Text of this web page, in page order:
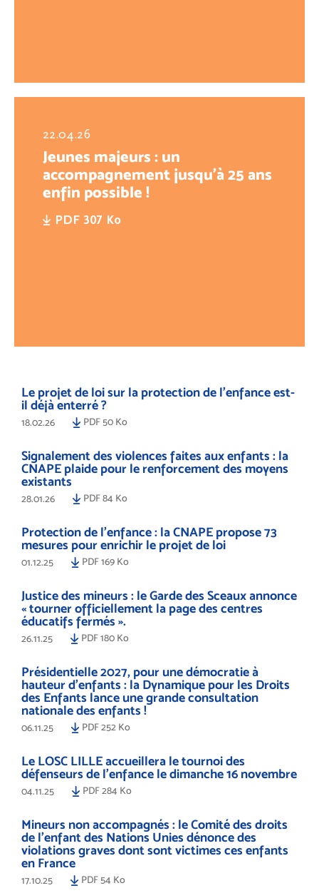
22.04.26
Jeunes majeurs : un
accompagnement jusqu’à 25 ans
enfin possible !
PDF 307 Ko
Le projet de loi sur la protection de l’enfance est-
il déjà enterré ?
18.02.26 PDF 50 Ko
Signalement des violences faites aux enfants : la
CNAPE plaide pour le renforcement des moyens
existants
28.01.26 PDF 84 Ko
Protection de l’enfance : la CNAPE propose 73
mesures pour enrichir le projet de loi
01.12.25 PDF 169 Ko
Justice des mineurs : le Garde des Sceaux annonce
« tourner officiellement la page des centres
éducatifs fermés ».
26.11.25 PDF 180 Ko
Présidentielle 2027, pour une démocratie à
hauteur d’enfants : la Dynamique pour les Droits
des Enfants lance une grande consultation
nationale des enfants !
06.11.25 PDF 252 Ko
Le LOSC LILLE accueillera le tournoi des
défenseurs de l'enfance le dimanche 16 novembre
04.11.25 PDF 284 Ko
Mineurs non accompagnés : le Comité des droits
de l’enfant des Nations Unies dénonce des
violations graves dont sont victimes ces enfants
en France
17.10.25 PDF 54 Ko